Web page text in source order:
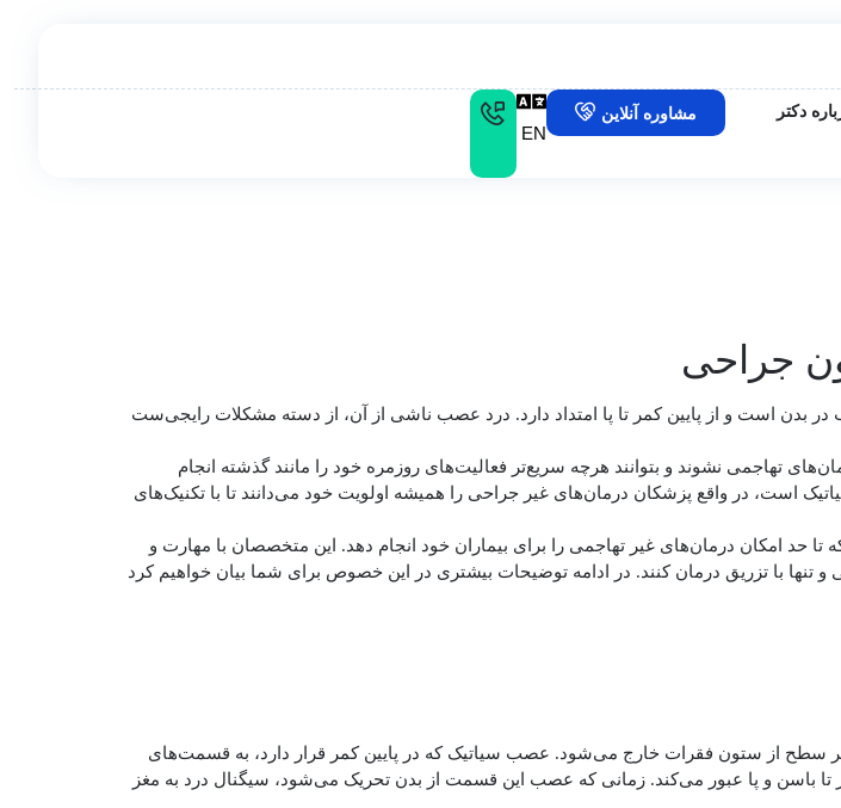
دکتر مشاوره آنلاین
EN
جراحی
است و از پایین کمر تا پا امتداد دارد. درد عصب ناشی از آن، از دسته مشکلات رایجی‌ست
تهاجمی نشوند و بتوانند هرچه سریع‌تر فعالیت‌های روزمره خود را مانند گذشته انجام
است، در واقع پزشکان درمان‌های غیر جراحی را همیشه اولویت خود می‌دانند تا با تکنیک‌های
تا حد امکان درمان‌های غیر تهاجمی را برای بیماران خود انجام دهد. این متخصصان با مهارت و
و تنها با تزریق درمان کنند. در ادامه توضیحات بیشتری در این خصوص برای شما بیان خواهیم کرد
از ستون فقرات خارج می‌شود. عصب سیاتیک که در پایین کمر قرار دارد، به قسمت‌های
تا باسن و پا عبور می‌کند. زمانی که عصب این قسمت از بدن تحریک می‌شود، سیگنال درد به مغز